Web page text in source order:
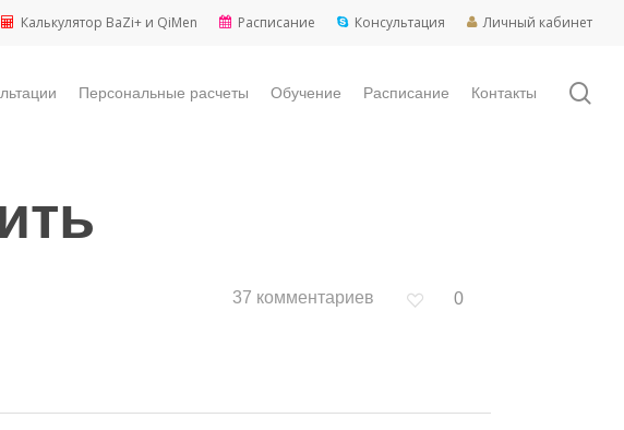
Калькулятор BaZi+ и QiMen Расписание Консультация Личный кабинет
Персональные расчеты Обучение Расписание Контакты
37 комментариев 0